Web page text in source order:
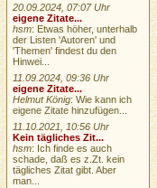
20.09.2024, 07:07 Uhr
eigene Zitate...
hsm: Etwas höher, unterhalb
der Listen 'Autoren' und
'Themen' findest du den
Hinwei...
11.09.2024, 09:36 Uhr
eigene Zitate...
Helmut König: Wie kann ich
eigene Zitate hinzufügen...
11.10.2021, 10:56 Uhr
Kein tägliches Zit...
hsm: Ich finde es auch
schade, daß es z.Zt. kein
tägliches Zitat gibt. Aber
man...